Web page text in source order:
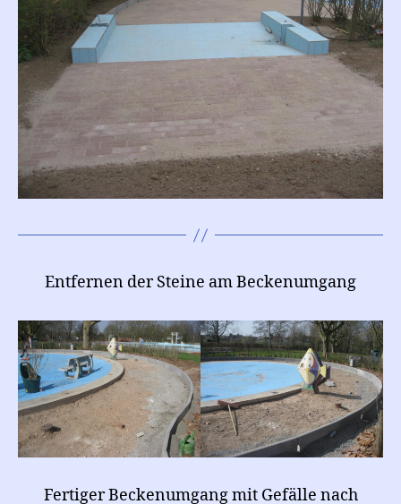
Entfernen der Steine am Beckenumgang
Fertiger Beckenumgang mit Gefälle nach